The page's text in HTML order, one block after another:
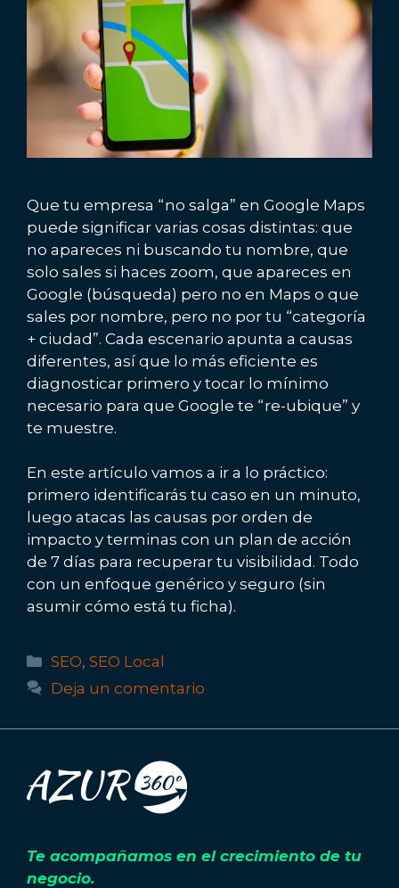
Que tu empresa “no salga” en Google Maps
puede significar varias cosas distintas: que
no apareces ni buscando tu nombre, que
solo sales si haces zoom, que apareces en
Google (búsqueda) pero no en Maps o que
sales por nombre, pero no por tu “categoría
+ ciudad”. Cada escenario apunta a causas
diferentes, así que lo más eficiente es
diagnosticar primero y tocar lo mínimo
necesario para que Google te “re-ubique” y
te muestre.
En este artículo vamos a ir a lo práctico:
primero identificarás tu caso en un minuto,
luego atacas las causas por orden de
impacto y terminas con un plan de acción
de 7 días para recuperar tu visibilidad. Todo
con un enfoque genérico y seguro (sin
asumir cómo está tu ficha).
Categorías
SEO,SEO Local
Deja un comentario
Te acompañamos en el crecimiento de tu
negocio.